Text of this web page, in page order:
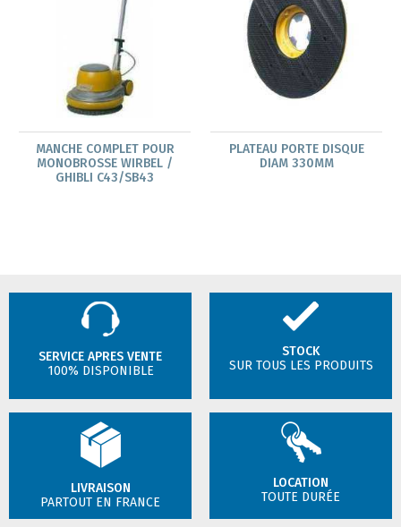
MANCHE COMPLET POUR
MONOBROSSE WIRBEL /
GHIBLI C43/SB43
PLATEAU PORTE DISQUE
DIAM 330MM
SERVICE APRES VENTE
100% DISPONIBLE
STOCK
SUR TOUS LES PRODUITS
LIVRAISON
PARTOUT EN FRANCE
LOCATION
TOUTE DURÉE